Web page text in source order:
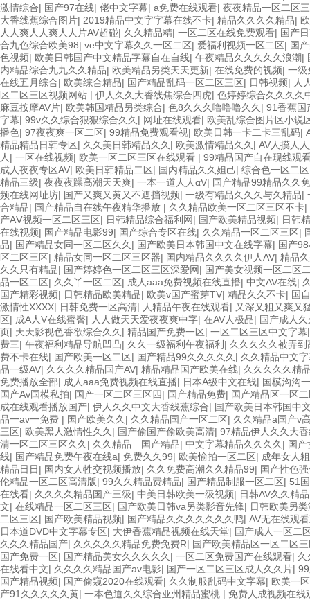
激情综合| 国产97在线| 佬中文字幕| a免费在线观看| 夜夜精品一区二区
大香线蕉综合图片| 2019精品中文字字幕在线不卡| 精品久久久久精品|
人人爽人人爽人人片AV超碰| 久久精品精| 一区二区在线免费观看| 国产
合九色综合欧美98| ve中文字幕久久一区二区| 爱福利视频一区二区| 国
色视频| 欧美日韩国产中文精品字幕自在自线| 午夜精品久久久久久浪潮|
内精品综合九九久久精品| 欧美精品另类天天更新| 在线免费的视频| 一级
在线五月综合| 欧美综合精品| 国产精品乱码一区二区三区| 日韩视频| 人
区二区三区视频网站 | 伊人久久大香线焦综合四虎| 色婷婷综合久久久久
麻豆按摩AV片| 欧美韩国精品另类综合| 色8久久久噜噜噜久久 | 91香蕉国
字幕| 99v久久综合狠狠综合久久 | 网址在线观看| 欧美乱综合图片区小说
播色| 97夜夜爽一区二区| 99精品免费观看视| 欧美日韩一卡二卡三乱码|
精品精品日韩专区| 久久美日韩精品久久 | 欧美激情精品久久 | AV人摸人
人 | 一区在线视频| 欧美一区二区三区在线观看 | 99精品国产自在现线观
成人夜夜专区AV| 欧美日韩精品二区| 国内精品久久妲己| 综合色一区二区
精品三级| 夜夜夜躁高潮天天爽| 一本一道人人αV| 国产精品99精品久久
频在线网址坊| 国产又爽又黄又不遮挡视频| 一级有精品久久久与久精品|
合精品| 国产精品自在线午夜精华播放 | 久久精品欧美一区二区三区不卡|
产AⅤ视频一区二区三区| 日韩精品综合福利网| 国产欧美精品视频| 日韩
在线视频| 国产精品电影99| 国产综合专区在线| 久久精品一区二区三区|
品| 国产精品女同一区二区久久 | 国产欧美日本韩国中文在线字幕| 国产
区二区三区| 精品女同一区二区三区器| 国内精品久久久久伊人AV| 精品
久久只有精品| 国产婷婷色一区二区三区深爱网| 国产美女视频一区二区
品一区二区| 久久丫一区二区| 成人aaa免费视频在线直播| 中文AV在线|
国产精彩视频| 日韩精品欧美精品| 欧美v国产蜜芽TV| 精品久久不卡| 国
激情性XXXX| 日韩免费一区高清| 人精品午夜在线观看| 又深又粗又爽又
区| 成A人V在线蜜臀| 人人做天天爱夜夜爽中字| 在AV人极品| 国产成人
页| 天天影视色香欲综合久久 | 精品国产免费一区| 一区二区三区中文字幕
费三| 午夜福利精品导航凹凸| 久久一级福利午夜福利 | 久久久久久被弄到
费不卡在线| 国产欧美一区二区| 国产精品99久久久久久 | 久久精品中文
品一级AV| 久久久久精品国产AV| 精品精品国产欧美在线| 久久久久久精
免费播放全部| 成人aaa免费视频在线直播| 日本A级中文在线| 国模沟沟
国产Av国模私拍| 国产一区二区三区四| 国产精品免费| 国产精品区一区
成在线观看播放国产| 伊人久久中文大香线蕉综合| 国产欧美日本韩国中
品一av一免费 | 国产欧美久久 | 久久精品国产一区二区| 久久精品a国产v
三区| 欧美黑人激情性久久 | 国产偷国产偷欧美高清| 97精品伊人久久大
清一区二区三区久久 | 久久精品—国产精品| 中文字幕精品久久久久 | 国
线| 国产精品免费午夜在线a| 免费久久99| 欧美愉拍一区二区| 成年女人
精品日日| 国内女人牲交视频播放| 久久免费高潮久久精品99| 国产性色
伦精品一区二区高清版| 99久久精品费精品| 国产精品制服一区二区| 51
在线看| 久久久久精品国产三级| 中美日韩欧美一级视频| 日韩AV久久精品
文| 在线精品一区二区三区| 国产欧美日韩va另类影音先锋| 日韩欧美另
二区三区| 国产欧美精品视频| 国产精品久久久久久久久鸭| AV无在线观
日本道DVD中文字幕专区| 大伊香蕉精品视频在线天堂| 国产成人一区二
久久久精品国产| 久久久久久精品免费免费R| 国产欧美精品区一区二区
国产免费一区| 国产精品美女久久久久久 | 一区二区免费国产在线观看| 久
在线看中文| 久久久久精品国产av电影| 国产一区二区三区成人久久片|
国产精品视频| 国产偷窥2020在线观看| 久久制服乱码中文字幕| 欧美一
产91久久久久久黄| 一本色道久久综合亚州精品蜜桃 | 免费人成视频在线